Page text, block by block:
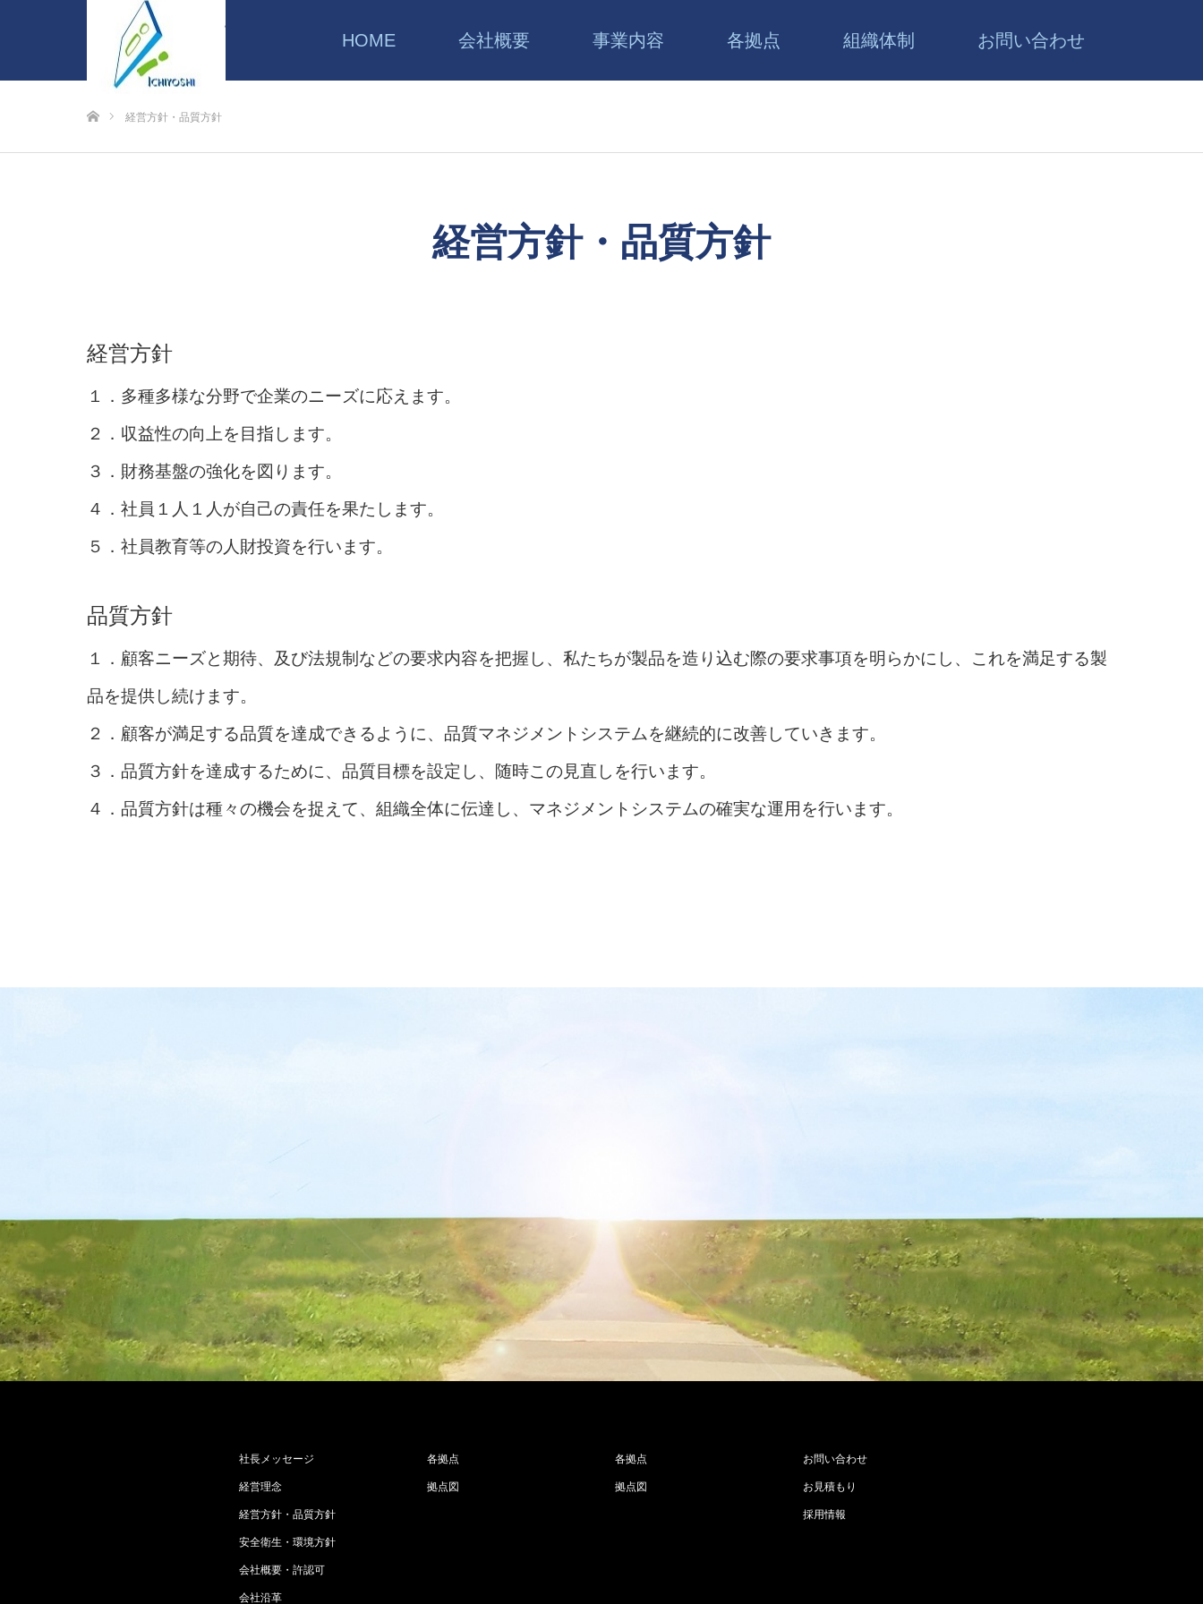
HOME 会社概要 事業内容 各拠点 組織体制 お問い合わせ
ホーム
経営方針・品質方針
経営方針・品質方針
経営方針
１．多種多様な分野で企業のニーズに応えます。
２．収益性の向上を目指します。
３．財務基盤の強化を図ります。
４．社員１人１人が自己の責任を果たします。
５．社員教育等の人財投資を行います。
品質方針
１．顧客ニーズと期待、及び法規制などの要求内容を把握し、私たちが製品を造り込む際の要求事項を明らかにし、これを満足する製
品を提供し続けます。
２．顧客が満足する品質を達成できるように、品質マネジメントシステムを継続的に改善していきます。
３．品質方針を達成するために、品質目標を設定し、随時この見直しを行います。
４．品質方針は種々の機会を捉えて、組織全体に伝達し、マネジメントシステムの確実な運用を行います。
社長メッセージ
経営理念
経営方針・品質方針
安全衛生・環境方針
会社概要・許認可
会社沿革
各拠点
拠点図
各拠点
拠点図
お問い合わせ
お見積もり
採用情報